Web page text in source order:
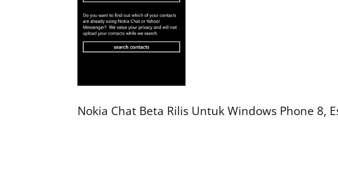
Nokia Chat Beta Rilis Untuk Windows Phone 8,